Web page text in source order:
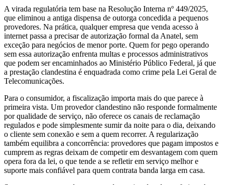
A virada regulatória tem base na Resolução Interna nº 449/2025,
que eliminou a antiga dispensa de outorga concedida a pequenos
provedores. Na prática, qualquer empresa que venda acesso à
internet passa a precisar de autorização formal da Anatel, sem
exceção para negócios de menor porte. Quem for pego operando
sem essa autorização enfrenta multas e processos administrativos
que podem ser encaminhados ao Ministério Público Federal, já que
a prestação clandestina é enquadrada como crime pela Lei Geral de
Telecomunicações.
Para o consumidor, a fiscalização importa mais do que parece à
primeira vista. Um provedor clandestino não responde formalmente
por qualidade de serviço, não oferece os canais de reclamação
regulados e pode simplesmente sumir da noite para o dia, deixando
o cliente sem conexão e sem a quem recorrer. A regularização
também equilibra a concorrência: provedores que pagam impostos e
cumprem as regras deixam de competir em desvantagem com quem
opera fora da lei, o que tende a se refletir em serviço melhor e
suporte mais confiável para quem contrata banda larga em casa.